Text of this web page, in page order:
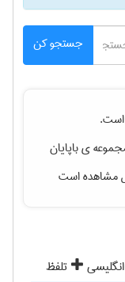
جستجو کن
است.
ی باپایان
مشاهده است
انگلیسی
تلفظ